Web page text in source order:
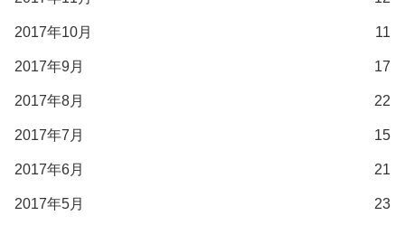
2017年10月 11
2017年9月 17
2017年8月 22
2017年7月 15
2017年6月 21
2017年5月 23